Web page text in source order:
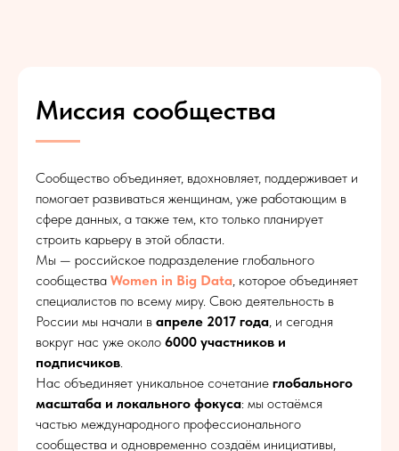
Миссия сообщества
Сообщество объединяет, вдохновляет, поддерживает и
помогает развиваться женщинам, уже работающим в
сфере данных, а также тем, кто только планирует
строить карьеру в этой области.
Мы — российское подразделение глобального
сообщества Women in Big Data, которое объединяет
специалистов по всему миру. Свою деятельность в
России мы начали в апреле 2017 года, и сегодня
вокруг нас уже около 6000 участников и
подписчиков.
Нас объединяет уникальное сочетание глобального
масштаба и локального фокуса: мы остаёмся
частью международного профессионального
сообщества и одновременно создаём инициативы,